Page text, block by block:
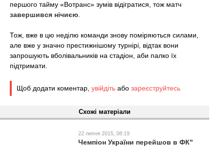
першого тайму «Вотранс» зумів відігратися, тож матч
завершився нічиєю.
Тож, вже в цю неділю команди знову поміряються силами,
але вже у значно престижнішому турнірі, відтак вони
запрошують вболівальників на стадіон, аби палко їх
підтримати.
Щоб додати коментар, увійдіть або зареєструйтесь
Схожі матеріали
22 липня 2015, 08:19
Чемпіон України перейшов в ФК"